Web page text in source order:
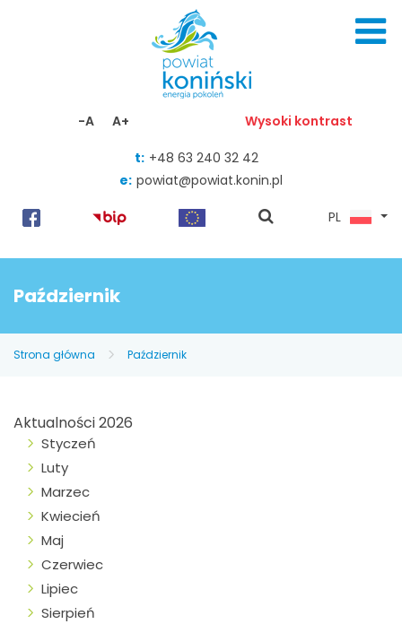
-A A+ Wysoki kontrast
t: +48 63 240 32 42
e: powiat@powiat.konin.pl
pokaż
PL
Październik
Strona główna Październik
Aktualności 2026
Styczeń
Luty
Marzec
Kwiecień
Maj
Czerwiec
Lipiec
Sierpień